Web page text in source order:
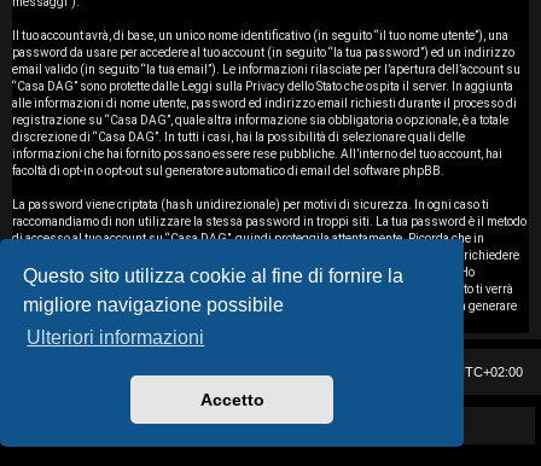
Questo sito utilizza cookie al fine di fornire la
migliore navigazione possibile
Ulteriori informazioni
Accetto
e
n
z
a
r
i
s
p
o
t
Il tuo account avrà, di base, un unico nome identificativo (in seguito “il tuo nome utente”), una
password da usare per accedere al tuo account (in seguito “la tua password”) ed un indirizzo
email valido (in seguito “la tua email”). Le informazioni rilasciate per l’apertura dell’account su
“Casa DAG” sono protette dalle Leggi sulla Privacy dello Stato che ospita il server. In aggiunta
alle informazioni di nome utente, password ed indirizzo email richiesti durante il processo di
registrazione su “Casa DAG”, quale altra informazione sia obbligatoria o opzionale, è a totale
discrezione di “Casa DAG”. In tutti i casi, hai la possibilità di selezionare quali delle
informazioni che hai fornito possano essere rese pubbliche. All’interno del tuo account, hai
facoltà di opt-in o opt-out sul generatore automatico di email del software phpBB.
La password viene criptata (hash unidirezionale) per motivi di sicurezza. In ogni caso ti
raccomandiamo di non utilizzare la stessa password in troppi siti. La tua password è il metodo
di accesso al tuo account su “Casa DAG”, quindi proteggila attentamente. Ricorda che in
nessuna circostanza affiliati di “Casa DAG”, phpBB o terzi possono legittimamente richiedere
la tua password. Nel caso dimenticassi la tua password, puoi utilizzare l’opzione “Ho
dimenticato la password” prevista dal software phpBB. Durante questo procedimento ti verrà
richiesto il tuo nome utente ed indirizzo email, in modo che il software phpBB possa generare
UTC+02:00
Powered by GIGI D'AGOSTINO